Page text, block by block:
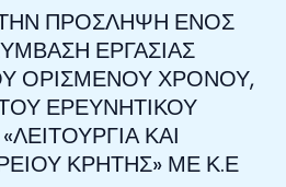
ΠΡΟΣΛΗΨΗ ΕΝΟΣ
ΕΡΓΑΣΙΑΣ
ΟΡΙΣΜΕΝΟΥ ΧΡΟΝΟΥ,
ΕΡΕΥΝΗΤΙΚΟΥ
ΚΑΙ
ΚΡΗΤΗΣ» ΜΕ Κ.Ε